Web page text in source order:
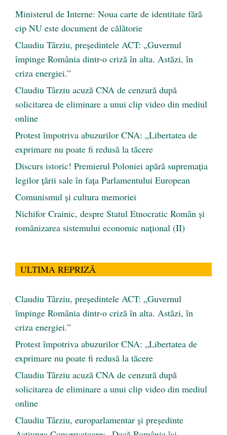
Ministerul de Interne: Noua carte de identitate fără
cip NU este document de călătorie
Claudiu Târziu, președintele ACT: „Guvernul
împinge România dintr-o criză în alta. Astăzi, în
criza energiei.”
Claudiu Târziu acuză CNA de cenzură după
solicitarea de eliminare a unui clip video din mediul
online
Protest împotriva abuzurilor CNA: „Libertatea de
exprimare nu poate fi redusă la tăcere
Discurs istoric! Premierul Poloniei apără supremația
legilor țării sale în fața Parlamentului European
Comunismul şi cultura memoriei
Nichifor Crainic, despre Statul Etnocratic Român şi
românizarea sistemului economic naţional (II)
ULTIMA REPRIZĂ
Claudiu Târziu, președintele ACT: „Guvernul
împinge România dintr-o criză în alta. Astăzi, în
criza energiei.”
Protest împotriva abuzurilor CNA: „Libertatea de
exprimare nu poate fi redusă la tăcere
Claudiu Târziu acuză CNA de cenzură după
solicitarea de eliminare a unui clip video din mediul
online
Claudiu Târziu, europarlamentar și președinte